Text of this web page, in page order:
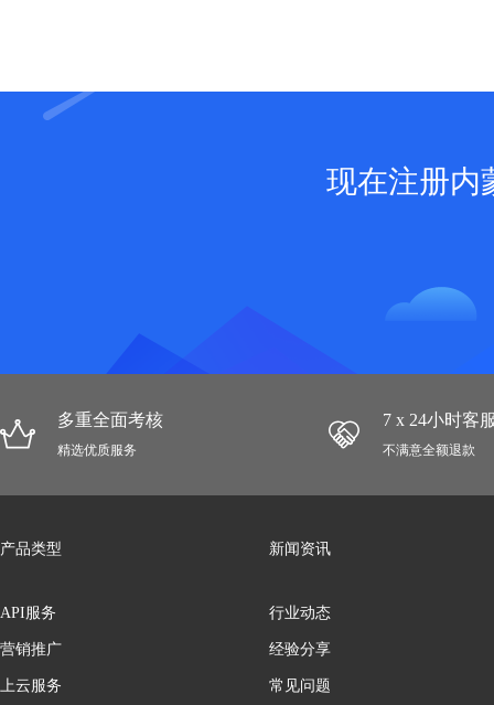
现在注册内
多重全面考核
精选优质服务
7 x 24小时客
不满意全额退款
产品类型
API服务
营销推广
上云服务
新闻资讯
行业动态
经验分享
常见问题